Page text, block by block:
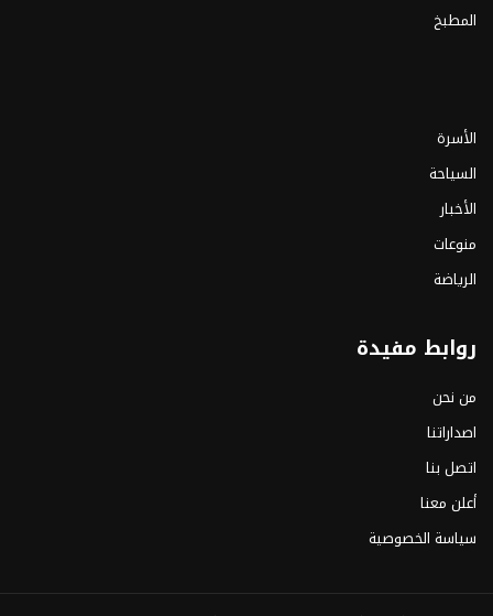
المطبخ
الأسرة
السياحة
الأخبار
منوعات
الرياضة
روابط مفيدة
من نحن
اصداراتنا
اتصل بنا
أعلن معنا
سياسة الخصوصية